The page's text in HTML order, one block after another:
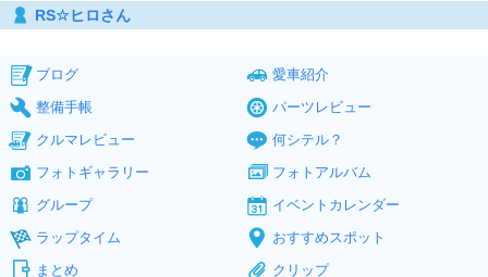
RS☆ヒロさん
ブログ
愛車紹介
整備手帳
パーツレビュー
クルマレビュー
何シテル？
フォトギャラリー
フォトアルバム
グループ
イベントカレンダー
ラップタイム
おすすめスポット
まとめ
クリップ